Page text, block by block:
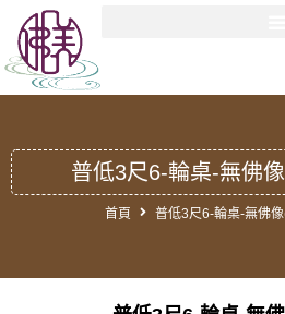
普低3尺6-輪桌-無佛
首頁 普低3尺6-輪桌-無佛